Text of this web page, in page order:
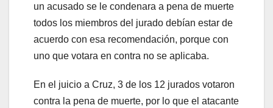
un acusado se le condenara a pena de muerte
todos los miembros del jurado debían estar de
acuerdo con esa recomendación, porque con
uno que votara en contra no se aplicaba.
En el juicio a Cruz, 3 de los 12 jurados votaron
contra la pena de muerte, por lo que el atacante